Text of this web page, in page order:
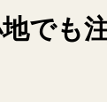
でも